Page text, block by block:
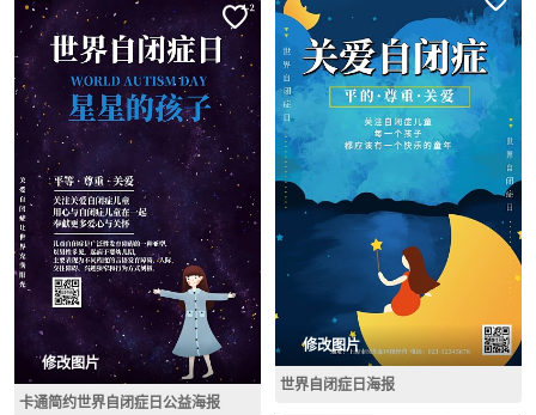
修改图片
卡通简约世界自闭症日公益海报
修改图片
世界自闭症日海报